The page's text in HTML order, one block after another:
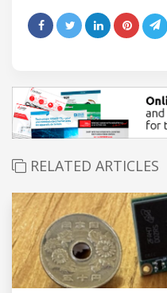
RELATED ARTICLES